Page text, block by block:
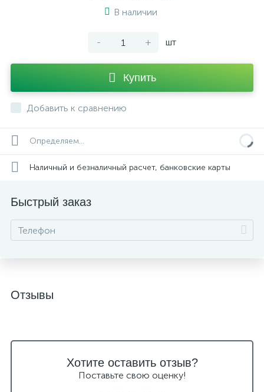
В наличии
- + шт
Купить
Добавить к сравнению
Определяем...
Наличный и безналичный расчет, банковские карты
Быстрый заказ
Отзывы
Хотите оставить отзыв?
Поставьте свою оценку!